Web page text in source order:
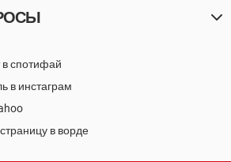
в спотифай
в инстаграм
в ворде